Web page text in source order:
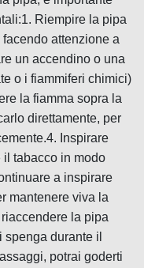
Riempire la pipa
attenzione a
un accendino o una
o i fiammiferi chimici)
la fiamma sopra la
direttamente, per
Inspirare
il tabacco in modo
a inspirare
mantenere viva la
la pipa
spenga durante il
potrai goderti